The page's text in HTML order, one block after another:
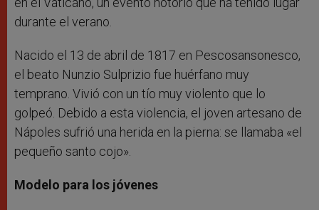
durante el verano.
Nacido el 13 de abril de 1817 en Pescosansonesco,
el beato Nunzio Sulprizio fue huérfano muy
temprano. Vivió con un tío muy violento que lo
golpeó. Debido a esta violencia, el joven artesano de
Nápoles sufrió una herida en la pierna: se llamaba «el
pequeño santo cojo».
Modelo para los jóvenes